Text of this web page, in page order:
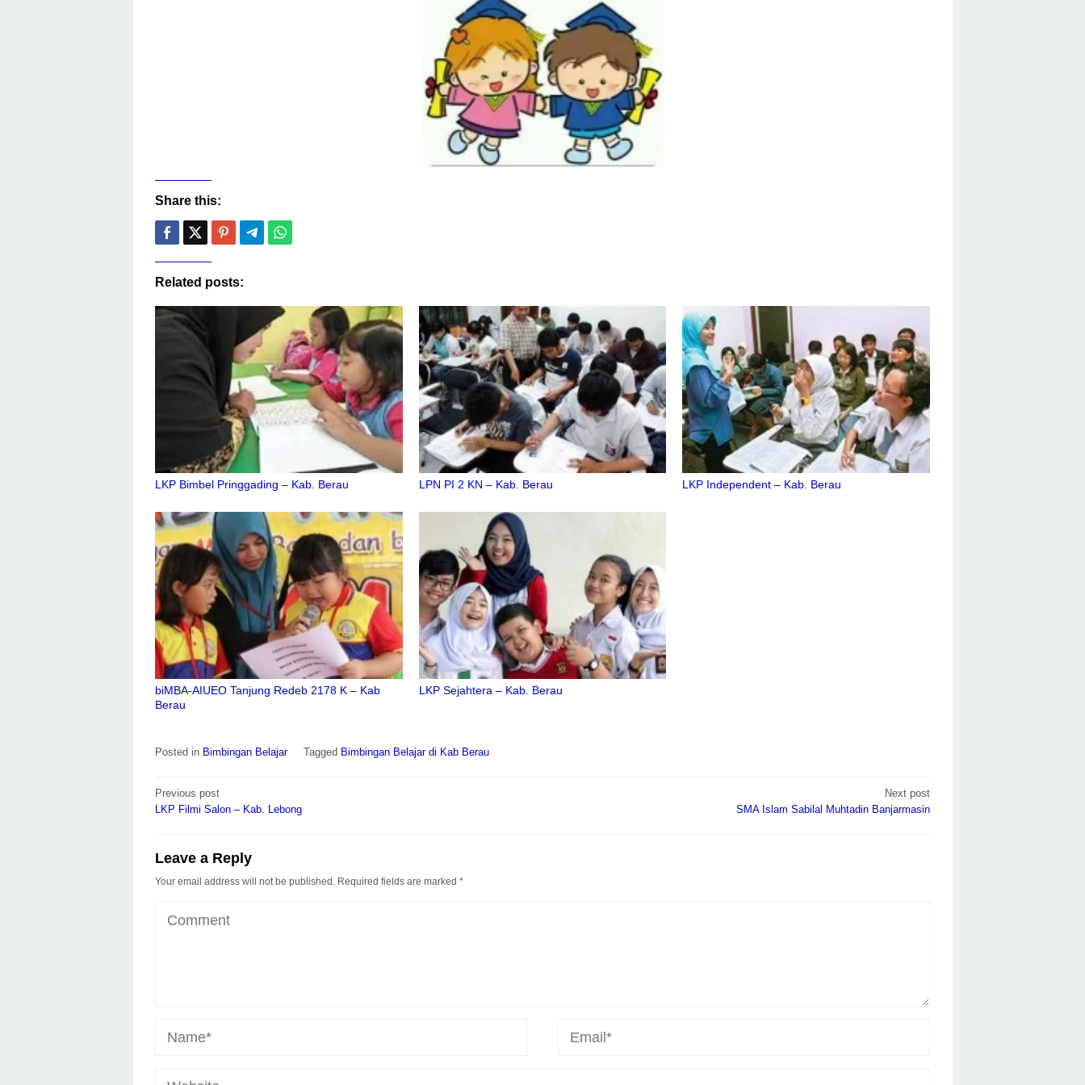
Share this:
Related posts:
LKP Bimbel Pringgading – Kab. Berau LPN PI 2 KN – Kab. Berau LKP Independent – Kab. Berau
biMBA-AIUEO Tanjung Redeb 2178 K – Kab
Berau
LKP Sejahtera – Kab. Berau
Posted in Bimbingan Belajar Tagged Bimbingan Belajar di Kab Berau
Post
navigation
Previous post
LKP Filmi Salon – Kab. Lebong
Next post
SMA Islam Sabilal Muhtadin Banjarmasin
Leave a Reply
Your email address will not be published. Required fields are marked *